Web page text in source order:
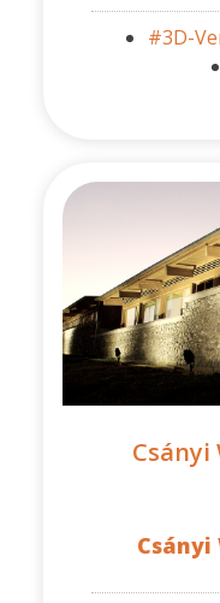
#3D-